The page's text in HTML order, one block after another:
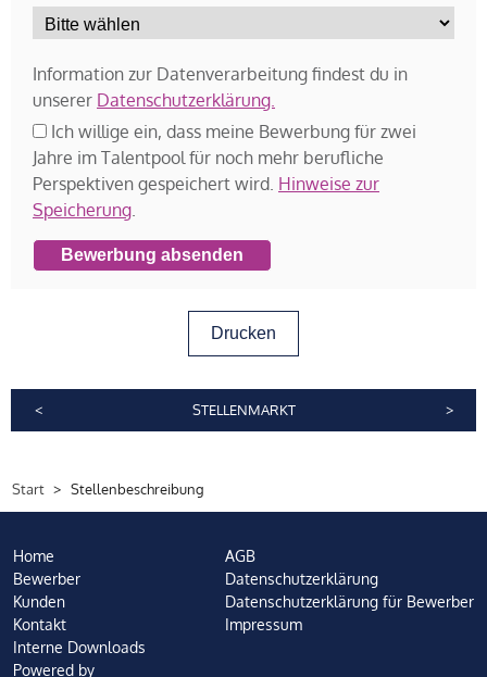
Information zur Datenverarbeitung findest du in
unserer Datenschutzerklärung.
Ich willige ein, dass meine Bewerbung für zwei
Jahre im Talentpool für noch mehr berufliche
Perspektiven gespeichert wird. Hinweise zur
Speicherung.
Bewerbung absenden
Drucken
< >
STELLENMARKT
Start Stellenbeschreibung
Home
Bewerber
Kunden
Kontakt
Interne Downloads
AGB
Datenschutzerklärung
Datenschutzerklärung für Bewerber
Impressum
Powered by